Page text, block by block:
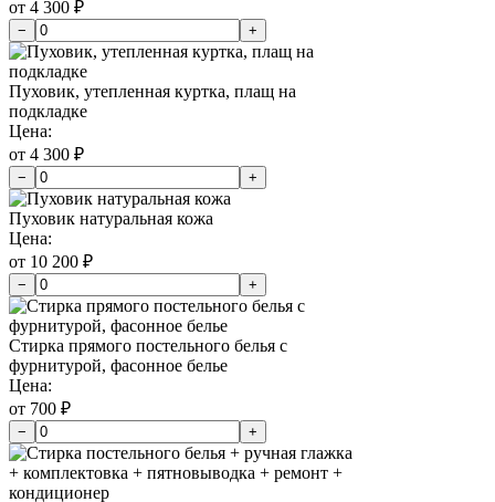
от 4 300 ₽
− +
Пуховик, утепленная куртка, плащ на
подкладке
Цена:
от 4 300 ₽
− +
Пуховик натуральная кожа
Цена:
от 10 200 ₽
− +
Стирка прямого постельного белья с
фурнитурой, фасонное белье
Цена:
от 700 ₽
− +